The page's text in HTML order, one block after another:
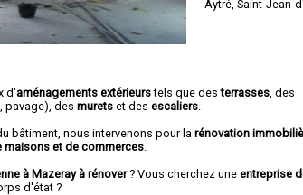
Aytré ,Saint-Jean-
d'aménagements extérieurstels que desterrasses , des
pavage), des murets et des escaliers
bâtiment, nous intervenons pour la rénovation
maisons et de commerces
à Mazeray à rénover? Vous cherchez une entreprise
d'état ?